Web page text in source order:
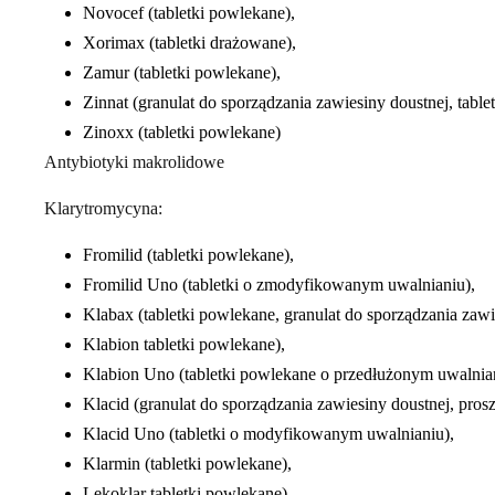
Novocef (tabletki powlekane),
Xorimax (tabletki drażowane),
Zamur (tabletki powlekane),
Zinnat (granulat do sporządzania zawiesiny doustnej,
Zinoxx (tabletki powlekane)
Antybiotyki makrolidowe
Klarytromycyna:
Fromilid (tabletki powlekane),
Fromilid Uno (tabletki o zmodyfikowanym uwalnianiu),
Klabax (tabletki powlekane, granulat do sporządzania
Klabion tabletki powlekane),
Klabion Uno (tabletki powlekane o przedłużonym
Klacid (granulat do sporządzania zawiesiny doustnej,
Klacid Uno (tabletki o modyfikowanym uwalnianiu),
Klarmin (tabletki powlekane),